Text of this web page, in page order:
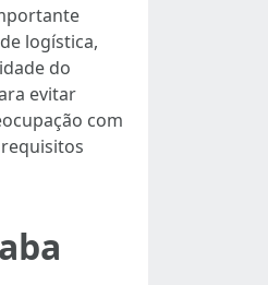
logística,
do
evitar
com